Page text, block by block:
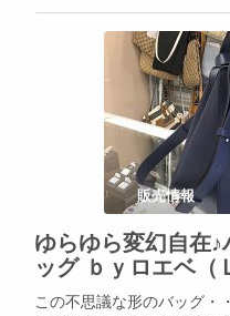
販売情報
ゆらゆら変幻自在
ッグ ｂｙロエベ（
この不思議な形のバッグ・